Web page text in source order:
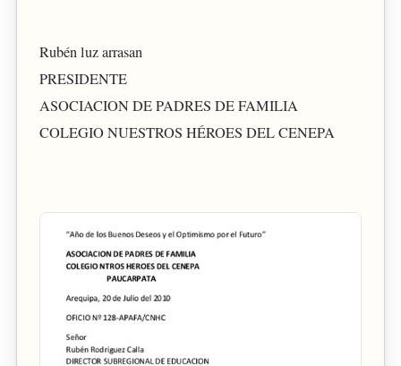
Rubén luz arrasan
PRESIDENTE
ASOCIACION DE PADRES DE FAMILIA
COLEGIO NUESTROS HÉROES DEL CENEPA